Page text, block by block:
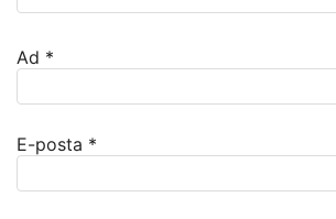
Ad *
E-posta *